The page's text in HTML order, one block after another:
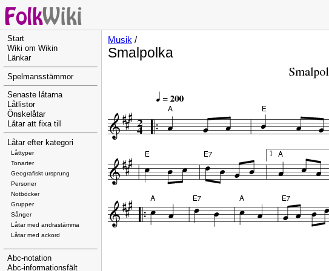
Start
Wiki om Wikin
Länkar
Spelmansstämmor
Senaste låtarna
Låtlistor
Önskelåtar
Låtar att fixa till
Låtar efter kategori
Låttyper
Tonarter
Geografiskt ursprung
Personer
Notböcker
Grupper
Sånger
Låtar med andrastämma
Låtar med ackord
Abc-notation
Abc-informationsfält
Musik /
Smalpolka